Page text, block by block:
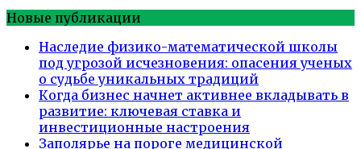
Новые публикации
Наследие физико-математической школы
под угрозой исчезновения: опасения ученых
о судьбе уникальных традиций
Когда бизнес начнет активнее вкладывать в
развитие: ключевая ставка и
инвестиционные настроения
Заполярье на пороге медицинской